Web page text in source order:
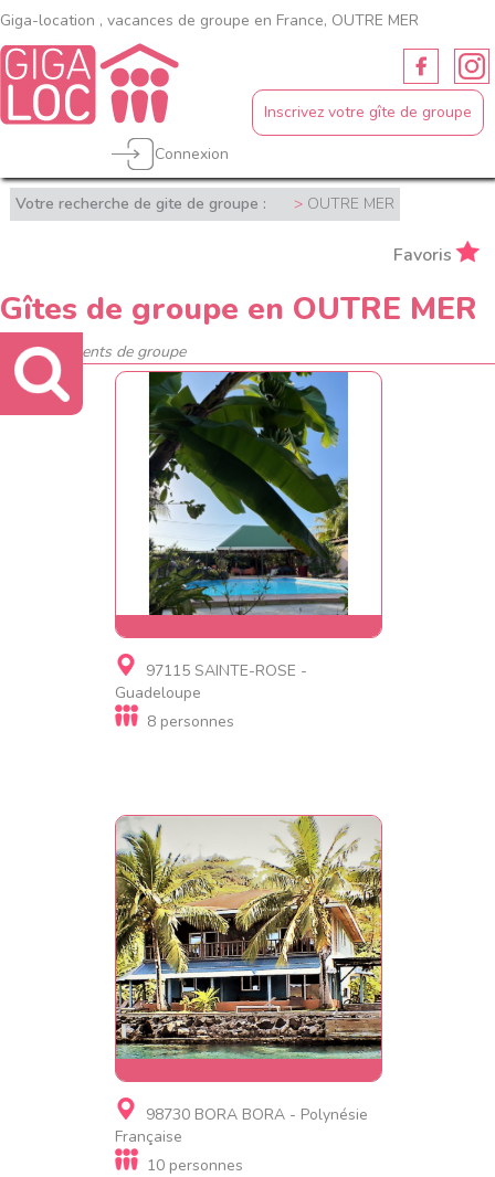
Giga-location , vacances de groupe en France, OUTRE MER
Inscrivez votre gîte de groupe
Connexion
Votre recherche de gite de groupe : OUTRE MER
Favoris
Gîtes de groupe en OUTRE MER
3 hébergements de groupe
Gite, Résidence de
tourisme
GITE BAGATELLE
97115 SAINTE-ROSE -
Guadeloupe
8 personnes
Résidence de tourisme,
Chambre d'hôtes
Villa Moana
98730 BORA BORA - Polynésie
Française
10 personnes